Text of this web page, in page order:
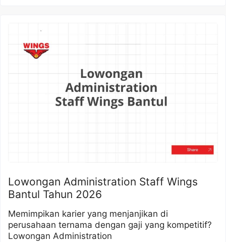
Lowongan Administration Staff Wings
Bantul Tahun 2026
Memimpikan karier yang menjanjikan di
perusahaan ternama dengan gaji yang kompetitif?
Lowongan Administration